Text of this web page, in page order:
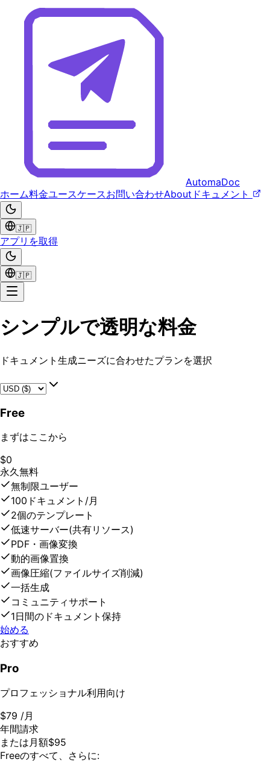
AutomaDoc
ホーム料金ユースケースお問い合わせAbout ドキュメント
🇯🇵
アプリを取得
🇯🇵
シンプルで透明な料金
ドキュメント生成ニーズに合わせたプランを選択
Free
まずはここから
$0
永久無料
無制限ユーザー
100ドキュメント/月
2個のテンプレート
低速サーバー(共有リソース)
PDF・画像変換
動的画像置換
画像圧縮(ファイルサイズ削減)
一括生成
コミュニティサポート
1日間のドキュメント保持
始める
おすすめ
Pro
プロフェッショナル利用向け
$79 /月
年間請求
または月額$95
Freeのすべて、さらに: